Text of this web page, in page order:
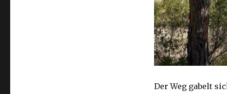
Der Weg gabelt